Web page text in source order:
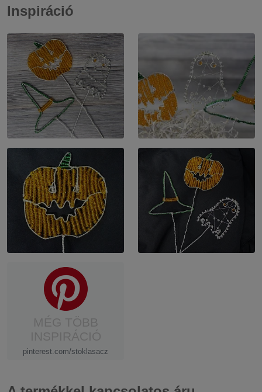
Inspiráció
pinterest.com/stoklasacz